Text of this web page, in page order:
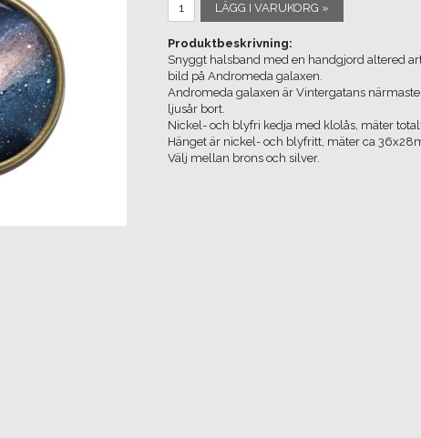
LÄGG I VARUKORG »
Produktbeskrivning:
Snyggt halsband med en handgjord altered
bild på Andromeda galaxen.
Andromeda galaxen är Vintergatans
ljusår bort.
Nickel- och blyfri kedja med klolås, mäter
Hänget är nickel- och blyfritt, mäter ca
Välj mellan brons och silver.